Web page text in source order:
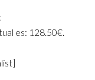
es: 128.50€.